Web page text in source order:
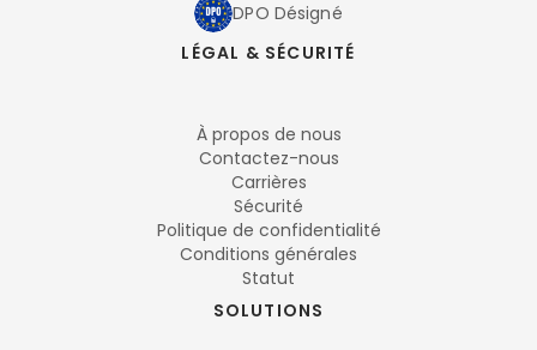
DPO Désigné
LÉGAL & SÉCURITÉ
À propos de nous
Contactez-nous
Carrières
Sécurité
Politique de confidentialité
Conditions générales
Statut
SOLUTIONS